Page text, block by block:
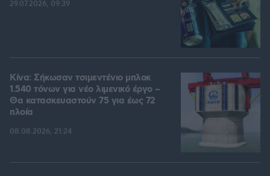
29.07.2026, 09:39
Κίνα: Σήκωσαν τσιμεντένιο μπλοκ
1.540 τόνων για νέο λιμενικό έργο –
Θα κατασκευαστούν 75 για έως 72
πλοία
08.08.2026, 21:24